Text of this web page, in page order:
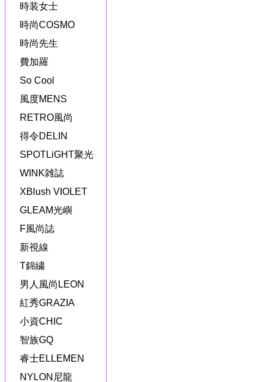
時装女士
時尚COSMO
時尚先生
費加羅
So Cool
風度MENS
RETRO風尚
得令DELIN
SPOTLiGHT聚光
WINK雑誌
XBlush VIOLET
GLEAM光嶼
F風尚誌
新視線
T錦繍
男人風尚LEON
紅秀GRAZIA
小資CHIC
智族GQ
睿士ELLEMEN
NYLON尼龍